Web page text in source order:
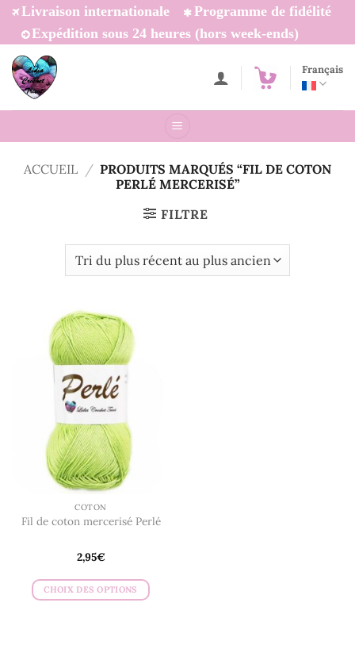
Passer
contenu
Livraison internationale
Programme de fidélité
Expédition sous 24 heures (hors week-ends)
Français
ACCUEIL / PRODUITS MARQUÉS “FIL DE COTON
PERLÉ MERCERISÉ”
FILTRE
COTON
Fil de coton mercerisé Perlé
2,95€
CHOIX DES OPTIONS